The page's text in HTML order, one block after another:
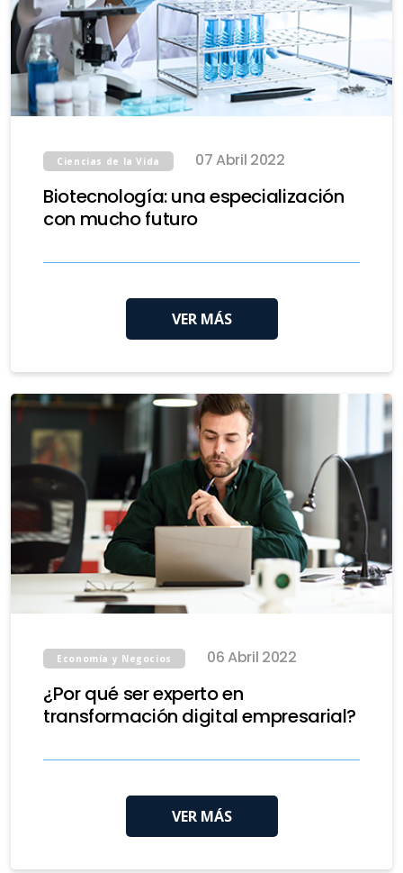
Ciencias de la Vida 07 Abril 2022
Biotecnología: una especialización
con mucho futuro
VER MÁS
Economía y Negocios 06 Abril 2022
¿Por qué ser experto en
transformación digital empresarial?
VER MÁS